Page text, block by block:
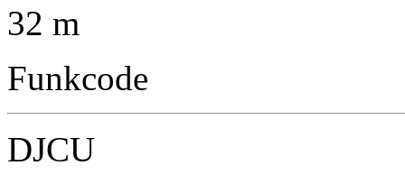
32 m
Funkcode
DJCU